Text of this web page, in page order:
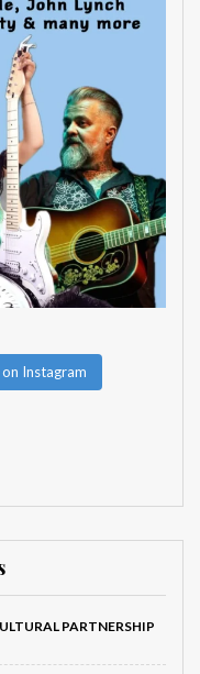
Instagram
PARTNERSHIP